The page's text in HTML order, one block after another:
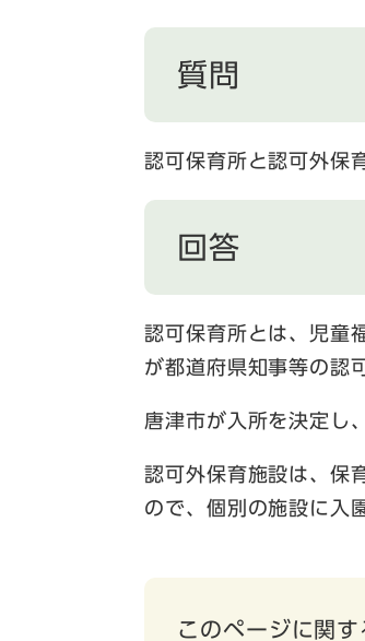
質問
認可保育所と認可外保
回答
認可保育所とは、児童
が都道府県知事等の認
唐津市が入所を決定し
認可外保育施設は、保
ので、個別の施設に入
このページに関